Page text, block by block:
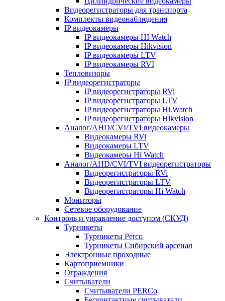
Видеорегистраторы для транспорта
Комплекты видеонаблюдения
IP видеокамеры
IP видеокамеры HI Watch
IP видеокамеры Hikvision
IP видеокамеры LTV
IP видеокамеры RVI
Тепловизоры
IP видеорегистраторы
IP видеорегистраторы RVi
IP видеорегистраторы LTV
IP видеорегистраторы Hi.Watch
IP видеорегистраторы Hikvision
Аналог/AHD/CVI/TVI видеокамеры
Видеокамеры RVi
Видеокамеры LTV
Видеокамеры Hi Watch
Аналог/AHD/CVI/TVI видеорегистраторы
Видеорегистраторы RVi
Видеорегистраторы LTV
Видеорегистраторы Hi Watch
Мониторы
Сетевое оборудование
Контроль и управление доступом (СКУД)
Турникеты
Турникеты Perco
Турникеты Сибирский арсенал
Электронные проходные
Картоприемники
Ограждения
Считыватели
Считыватели PERCo